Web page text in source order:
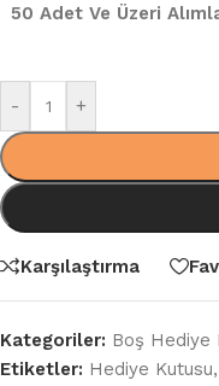
50 Adet Ve Üzeri
- +
Karşılaştırma
Kategoriler: Boş Hediye
Etiketler: Hediye Kutusu,